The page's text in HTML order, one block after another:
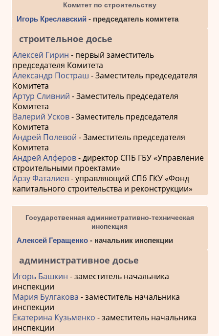
Комитет по строительству
Игорь Креславский - председатель комитета
строительное досье
Алексей Гирин - первый заместитель
председателя Комитета
Александр Постраш - Заместитель председателя
Комитета
Артур Сливний - Заместитель председателя
Комитета
Валерий Усков- Заместитель председателя
Комитета
Андрей Полевой - Заместитель председателя
Комитета
Андрей Алферов- директор СПБ ГБУ «Управление
строительными проектами»
Арзу Фаталиев- управляющий СПб ГКУ «Фонд
капитального строительства и реконструкции»
Государственная административно-техническая
инспекция
Алексей Геращенко- начальник инспекции
административное досье
Игорь Башкин - заместитель начальника
инспекции
Мария Булгакова - заместитель начальника
инспекции
Екатерина Кузьменко - заместитель начальника
инспекции